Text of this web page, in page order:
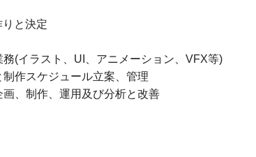
りと決定
(イラスト、UI、アニメーション、VFX等)
作スケジュール立案、管理
、制作、運用及び分析と改善